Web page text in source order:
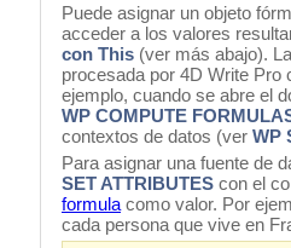
Puede asignar un objeto
acceder a los valores
con This (ver más abajo).
procesada por 4D Write Pro
ejemplo, cuando se abre el
WP COMPUTE
contextos de datos (ver WP
Para asignar una fuente de
SET ATTRIBUTES con el
formula como valor. Por
cada persona que vive en